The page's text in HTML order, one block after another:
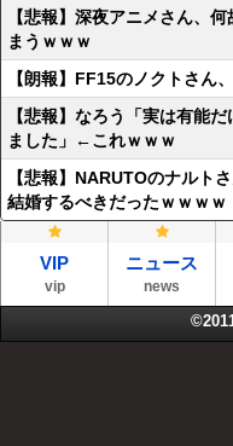
【悲報】深夜アニメさん、
まうｗｗｗ
【朗報】FF15のノクトさん
【悲報】なろう「実は有能
ました」←これｗｗｗ
【悲報】NARUTOのナルト
結婚するべきだったｗｗｗｗ
VIP
vip
ニュース
news